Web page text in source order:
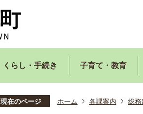
くらし・手続き 子育て・教育
現在のページ ホーム 各課案内 総務